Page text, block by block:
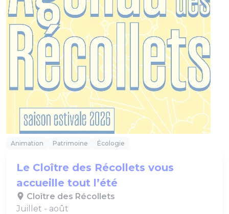
Animation Patrimoine Écologie
Le Cloître des Récollets vous
accueille tout l’été
Cloître des Récollets
Juillet - août